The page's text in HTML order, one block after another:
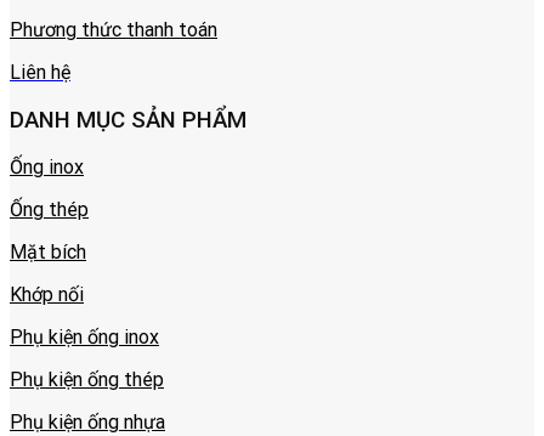
Phương thức thanh toán
Liên hệ
DANH MỤC SẢN PHẨM
Ống inox
Ống thép
Mặt bích
Khớp nối
Phụ kiện ống inox
Phụ kiện ống thép
Phụ kiện ống nhựa